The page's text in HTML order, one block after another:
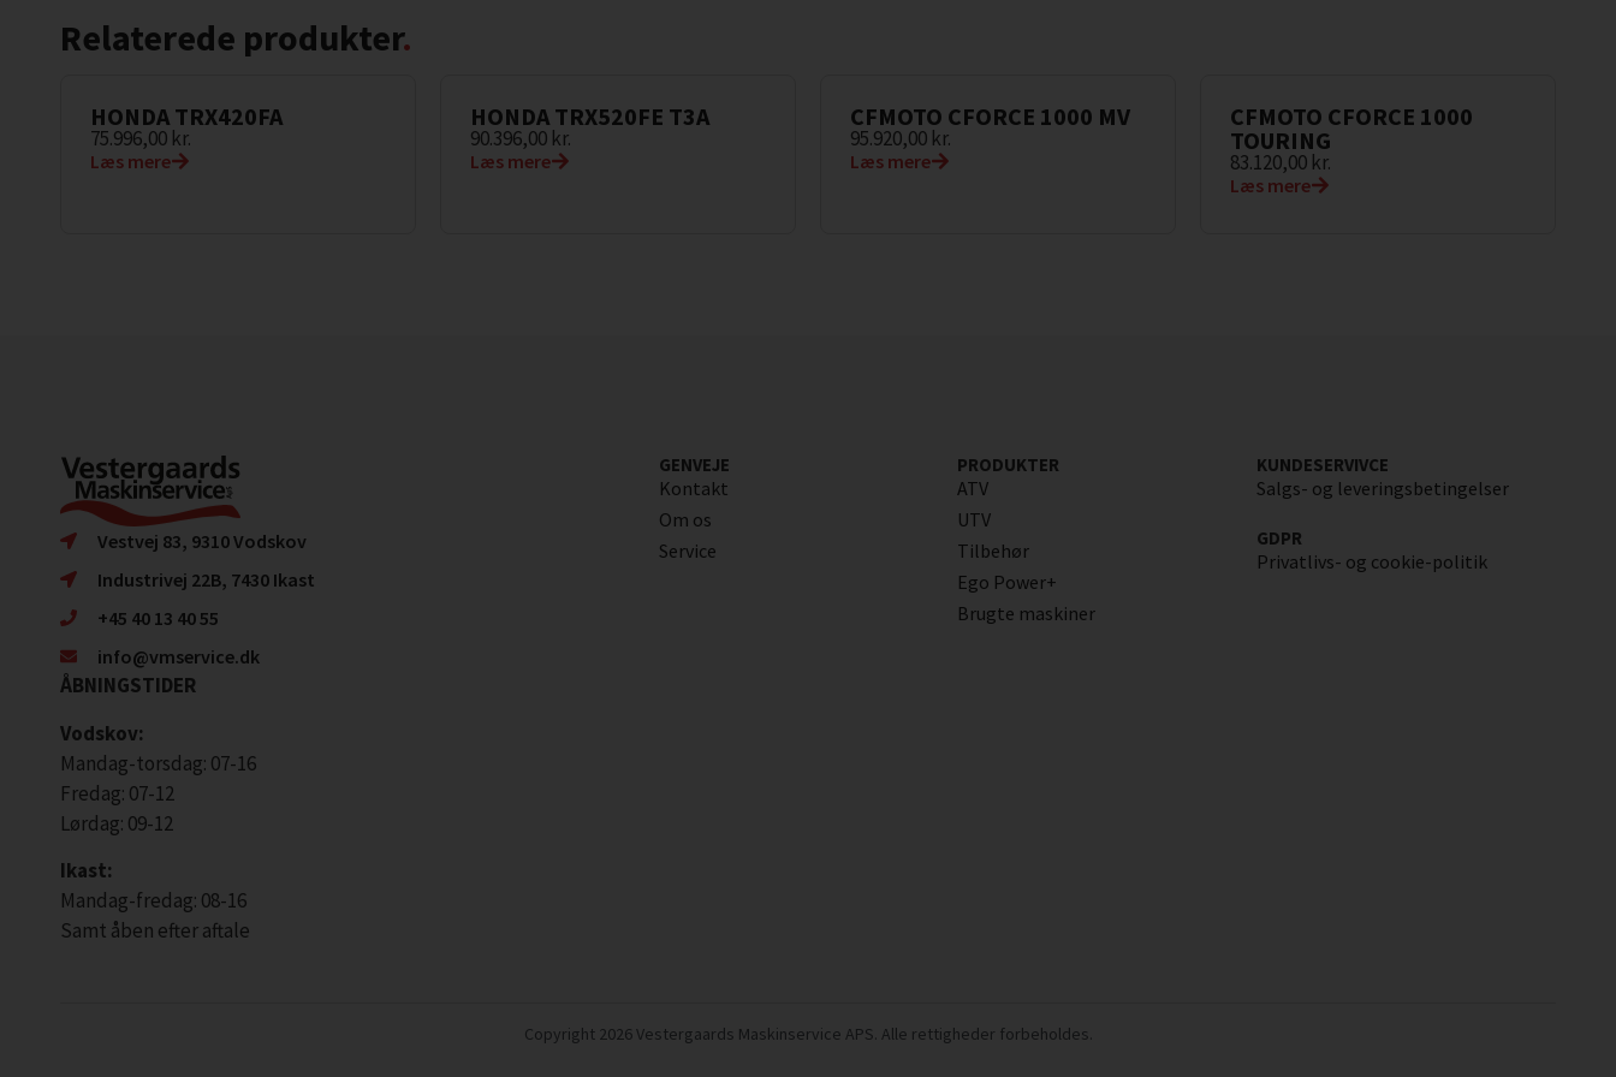
Relaterede produkter.
HONDA TRX420FA
75.996,00 kr.
Læs mere
HONDA TRX520FE T3A
90.396,00 kr.
Læs mere
CFMOTO CFORCE 1000 MV
95.920,00 kr.
Læs mere
CFMOTO CFORCE 1000
TOURING
83.120,00 kr.
Læs mere
Vestvej 83, 9310 Vodskov
Industrivej 22B, 7430 Ikast
+45 40 13 40 55
info@vmservice.dk
ÅBNINGSTIDER
Vodskov:
Mandag-torsdag: 07-16
Fredag: 07-12
Lørdag: 09-12
Ikast:
Mandag-fredag: 08-16
Samt åben efter aftale
GENVEJE
Kontakt
Om os
Service
PRODUKTER
ATV
UTV
Tilbehør
Ego Power+
Brugte maskiner
KUNDESERVIVCE
Salgs- og leveringsbetingelser
GDPR
Privatlivs- og cookie-politik
Copyright 2026 Vestergaards Maskinservice APS. Alle rettigheder forbeholdes.